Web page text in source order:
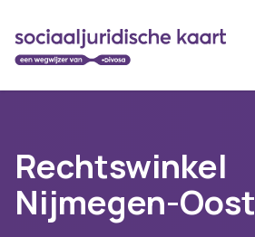
Rechtswinkel
Nijmegen-Oost